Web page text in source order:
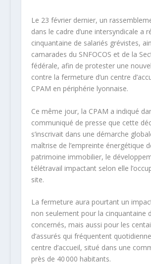
Le 23 février dernier, un
dans le cadre d’une intersyndicale a
cinquantaine de salariés grévistes,
camarades du SNFOCOS et de la
fédérale, afin de protester une
contre la fermeture d’un centre
CPAM en périphérie lyonnaise.
Ce même jour, la CPAM a indiqué
communiqué de presse que cette
s’inscrivait dans une démarche
maîtrise de l’empreinte énergétique
patrimoine immobilier, le
télétravail impactant selon elle
site.
La fermeture aura pourtant un
non seulement pour la cinquantaine
concernés, mais aussi pour les
d’assurés qui fréquentent
centre d’accueil, situé dans une
près de 40 000 habitants.